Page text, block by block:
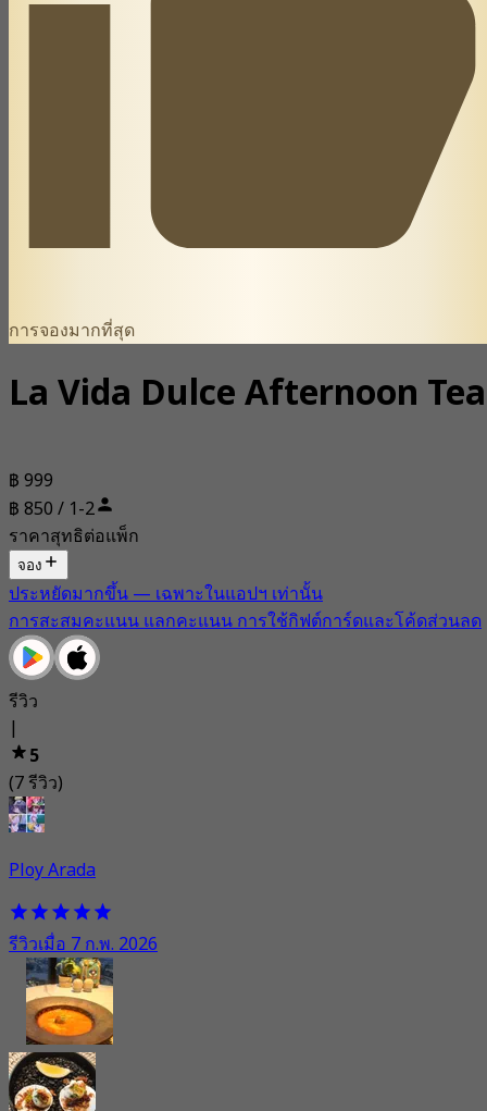
การจองมากที่สุด
La Vida Dulce Afternoon Tea
฿ 999
฿ 850 / 1-2
ราคาสุทธิต่อแพ็ก
จอง
ประหยัดมากขึ้น — เฉพาะในแอปฯ เท่านั้น
การสะสมคะแนน แลกคะแนน การใช้กิฟต์การ์ดและโค้ดส่วนลด
รีวิว
|
5
(7 รีวิว)
Ploy Arada
รีวิวเมื่อ 7 ก.พ. 2026